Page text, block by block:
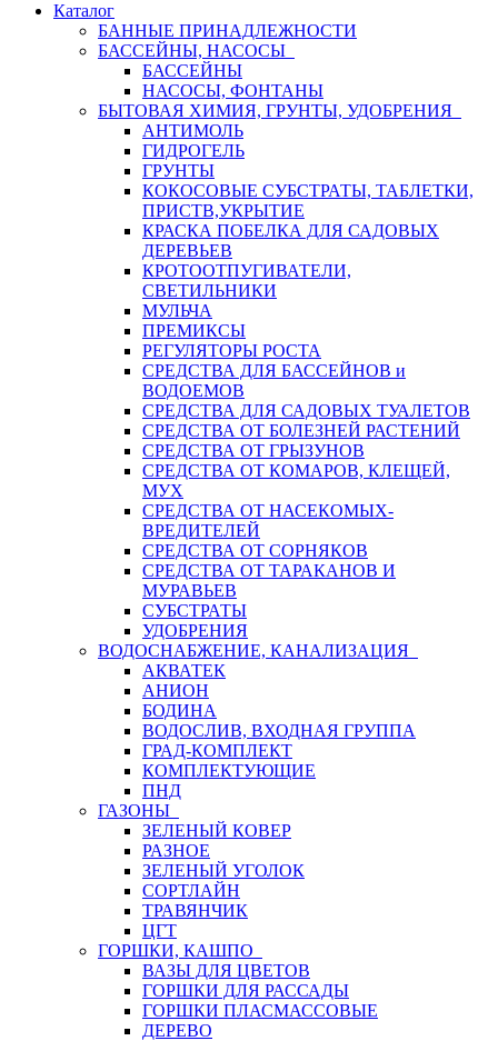
Каталог
БАННЫЕ ПРИНАДЛЕЖНОСТИ
БАССЕЙНЫ, НАСОСЫ
БАССЕЙНЫ
НАСОСЫ, ФОНТАНЫ
БЫТОВАЯ ХИМИЯ, ГРУНТЫ, УДОБРЕНИЯ
АНТИМОЛЬ
ГИДРОГЕЛЬ
ГРУНТЫ
КОКОСОВЫЕ СУБСТРАТЫ, ТАБЛЕТКИ,
ПРИСТВ,УКРЫТИЕ
КРАСКА ПОБЕЛКА ДЛЯ САДОВЫХ
ДЕРЕВЬЕВ
КРОТООТПУГИВАТЕЛИ,
СВЕТИЛЬНИКИ
МУЛЬЧА
ПРЕМИКСЫ
РЕГУЛЯТОРЫ РОСТА
СРЕДСТВА ДЛЯ БАССЕЙНОВ и
ВОДОЕМОВ
СРЕДСТВА ДЛЯ САДОВЫХ ТУАЛЕТОВ
СРЕДСТВА ОТ БОЛЕЗНЕЙ РАСТЕНИЙ
СРЕДСТВА ОТ ГРЫЗУНОВ
СРЕДСТВА ОТ КОМАРОВ, КЛЕЩЕЙ,
МУХ
СРЕДСТВА ОТ НАСЕКОМЫХ-
ВРЕДИТЕЛЕЙ
СРЕДСТВА ОТ СОРНЯКОВ
СРЕДСТВА ОТ ТАРАКАНОВ И
МУРАВЬЕВ
СУБСТРАТЫ
УДОБРЕНИЯ
ВОДОСНАБЖЕНИЕ, КАНАЛИЗАЦИЯ
АКВАТЕК
АНИОН
БОДИНА
ВОДОСЛИВ, ВХОДНАЯ ГРУППА
ГРАД-КОМПЛЕКТ
КОМПЛЕКТУЮЩИЕ
ПНД
ГАЗОНЫ
ЗЕЛЕНЫЙ КОВЕР
РАЗНОЕ
ЗЕЛЕНЫЙ УГОЛОК
СОРТЛАЙН
ТРАВЯНЧИК
ЦГТ
ГОРШКИ, КАШПО
ВАЗЫ ДЛЯ ЦВЕТОВ
ГОРШКИ ДЛЯ РАССАДЫ
ГОРШКИ ПЛАСМАССОВЫЕ
ДЕРЕВО